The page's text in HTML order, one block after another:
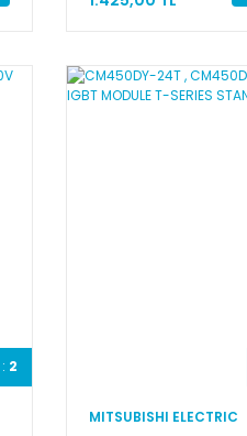
2
MITSUBISHI ELECTRIC